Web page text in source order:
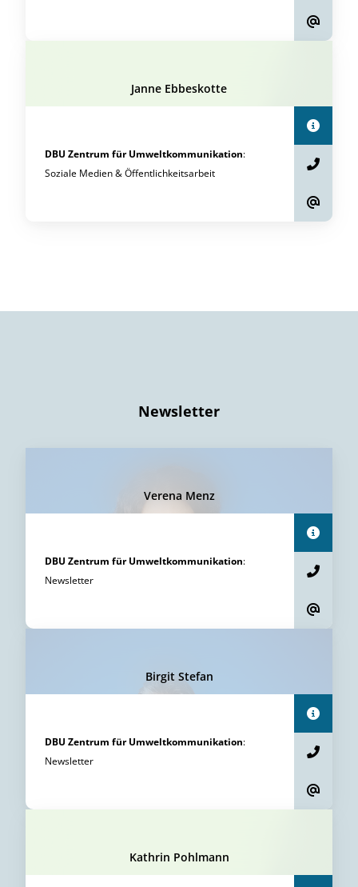
Janne Ebbeskotte
DBU Zentrum für Umweltkommunikation:
Soziale Medien & Öffentlichkeitsarbeit
Newsletter
Verena Menz
DBU Zentrum für Umweltkommunikation:
Newsletter
Birgit Stefan
DBU Zentrum für Umweltkommunikation:
Newsletter
Kathrin Pohlmann